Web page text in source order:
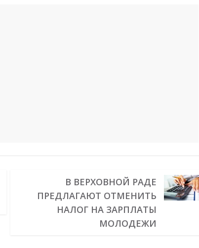
В ВЕРХОВНОЙ РАДЕ
ПРЕДЛАГАЮТ ОТМЕНИТЬ
НАЛОГ НА ЗАРПЛАТЫ
МОЛОДЕЖИ